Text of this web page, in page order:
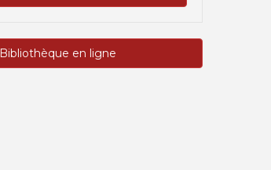
Bibliothèque en ligne